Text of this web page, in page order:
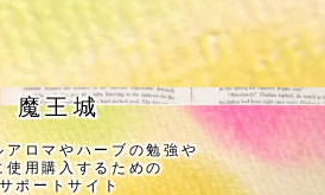
部屋
スパイス基材 プチ辞典ク
イズ
魔王城
アロマやハーブの勉強や
使用購入するための
ポートサイト